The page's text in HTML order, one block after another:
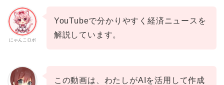
にゃんこロボ
YouTubeで分かりやすく経済ニュースを
解説しています。
この動画は、わたしがAIを活用して作成